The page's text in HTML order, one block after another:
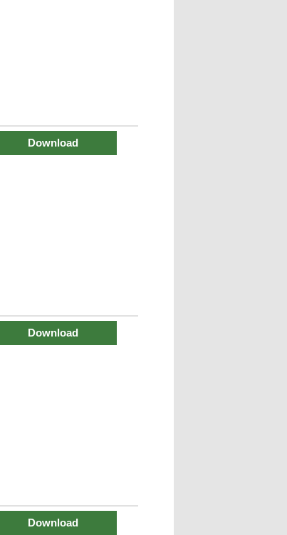
Download
Download
Download